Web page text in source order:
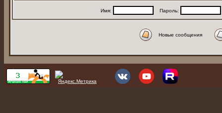
Имя: Пароль:
Новые сообщения